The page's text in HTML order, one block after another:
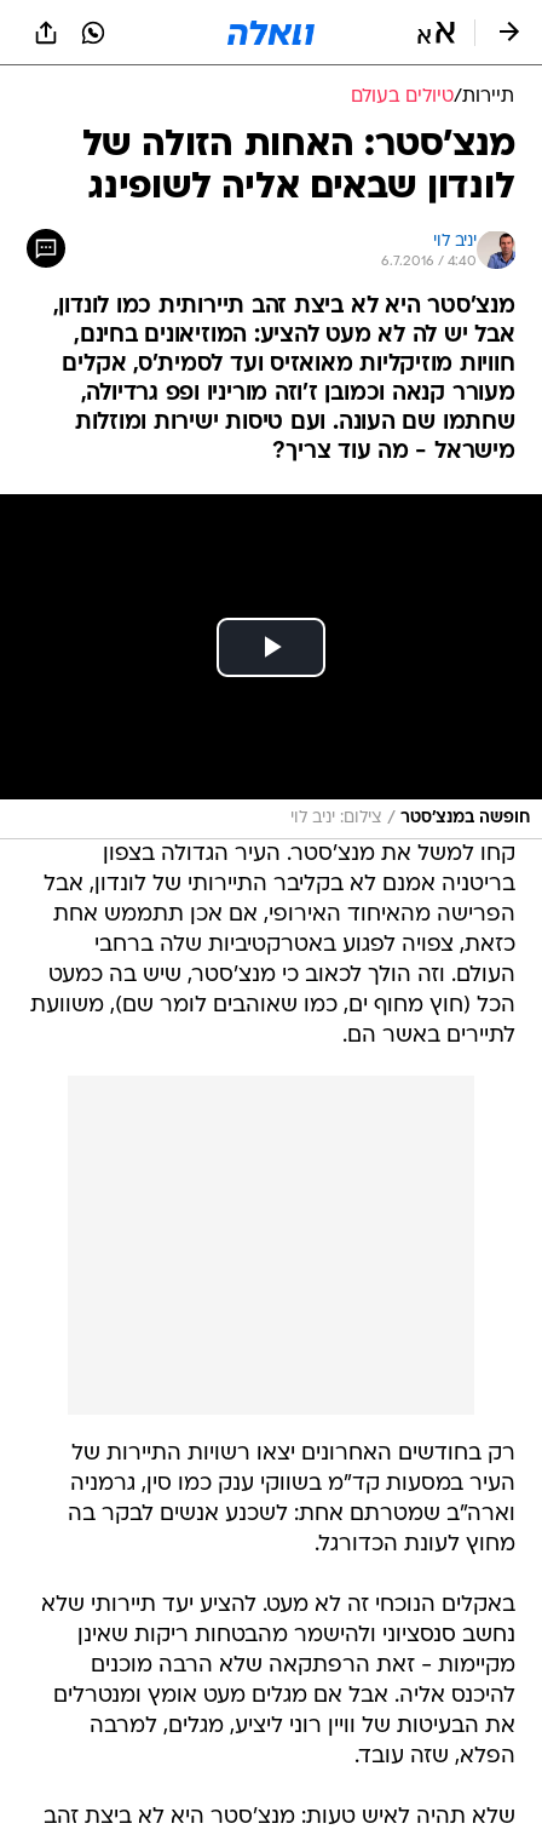
תיירות/טיולים בעולם
מנצ'סטר: האחות הזולה של
לונדון שבאים אליה לשופינג
יניב לוי
6.7.2016 / 4:40
מנצ'סטר היא לא ביצת זהב תיירותית כמו לונדון,
אבל יש לה לא מעט להציע: המוזיאונים בחינם,
חוויות מוזיקליות מאואזיס ועד לסמית'ס, אקלים
מעורר קנאה וכמובן ז'וזה מוריניו ופפ גרדיולה,
שחתמו שם העונה. ועם טיסות ישירות ומוזלות
מישראל - מה עוד צריך?
חופשה במנצ'סטר / צילום: יניב לוי
קחו למשל את מנצ'סטר. העיר הגדולה בצפון
בריטניה אמנם לא בקליבר התיירותי של לונדון, אבל
הפרישה מהאיחוד האירופי, אם אכן תתממש אחת
כזאת, צפויה לפגוע באטרקטיביות שלה ברחבי
העולם. וזה הולך לכאוב כי מנצ'סטר, שיש בה כמעט
הכל (חוץ מחוף ים, כמו שאוהבים לומר שם), משוועת
לתיירים באשר הם.
רק בחודשים האחרונים יצאו רשויות התיירות של
העיר במסעות קד"מ בשווקי ענק כמו סין, גרמניה
וארה"ב שמטרתם אחת: לשכנע אנשים לבקר בה
מחוץ לעונת הכדורגל.
באקלים הנוכחי זה לא מעט. להציע יעד תיירותי שלא
נחשב סנסציוני ולהישמר מהבטחות ריקות שאינן
מקיימות - זאת הרפתקאה שלא הרבה מוכנים
להיכנס אליה. אבל אם מגלים מעט אומץ ומנטרלים
את הבעיטות של וויין רוני ליציע, מגלים, למרבה
הפלא, שזה עובד.
שלא תהיה לאיש טעות: מנצ'סטר היא לא ביצת זהב